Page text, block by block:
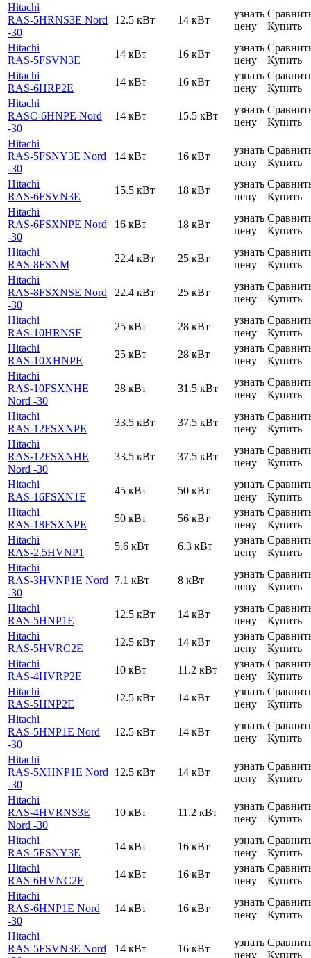
Hitachi
RAS-5HRNS3E Nord
-30
12.5 кВт 14 кВт
узнать
цену
Купить
Hitachi
RAS-5FSVN3E
14 кВт 16 кВт
узнать
цену
Купить
Hitachi
RAS-6HRP2E
14 кВт 16 кВт
узнать
цену
Купить
Hitachi
RASC-6HNPE Nord
-30
14 кВт 15.5 кВт
узнать
цену
Купить
Hitachi
RAS-5FSNY3E Nord
-30
14 кВт 16 кВт
узнать
цену
Купить
Hitachi
RAS-6FSVN3E
15.5 кВт 18 кВт
узнать
цену
Купить
Hitachi
RAS-6FSXNPE Nord
-30
16 кВт 18 кВт
узнать
цену
Купить
Hitachi
RAS-8FSNM
22.4 кВт 25 кВт
узнать
цену
Купить
Hitachi
RAS-8FSXNSE Nord
-30
22.4 кВт 25 кВт
узнать
цену
Купить
Hitachi
RAS-10HRNSE
25 кВт 28 кВт
узнать
цену
Купить
Hitachi
RAS-10XHNPE
25 кВт 28 кВт
узнать
цену
Купить
Hitachi
RAS-10FSXNHE
Nord -30
28 кВт 31.5 кВт
узнать
цену
Купить
Hitachi
RAS-12FSXNPE
33.5 кВт 37.5 кВт
узнать
цену
Купить
Hitachi
RAS-12FSXNHE
Nord -30
33.5 кВт 37.5 кВт
узнать
цену
Купить
Hitachi
RAS-16FSXN1E
45 кВт 50 кВт
узнать
цену
Купить
Hitachi
RAS-18FSXNPE
50 кВт 56 кВт
узнать
цену
Купить
Hitachi
RAS-2.5HVNP1
5.6 кВт 6.3 кВт
узнать
цену
Купить
Hitachi
RAS-3HVNP1E Nord
-30
7.1 кВт 8 кВт
узнать
цену
Купить
Hitachi
RAS-5HNP1E
12.5 кВт 14 кВт
узнать
цену
Купить
Hitachi
RAS-5HVRC2E
12.5 кВт 14 кВт
узнать
цену
Купить
Hitachi
RAS-4HVRP2E
10 кВт 11.2 кВт
узнать
цену
Купить
Hitachi
RAS-5HNP2E
12.5 кВт 14 кВт
узнать
цену
Купить
Hitachi
RAS-5HNP1E Nord
-30
12.5 кВт 14 кВт
узнать
цену
Купить
Hitachi
RAS-5XHNP1E Nord
-30
12.5 кВт 14 кВт
узнать
цену
Купить
Hitachi
RAS-4HVRNS3E
Nord -30
10 кВт 11.2 кВт
узнать
цену
Купить
Hitachi
RAS-5FSNY3E
14 кВт 16 кВт
узнать
цену
Купить
Hitachi
RAS-6HVNC2E
14 кВт 16 кВт
узнать
цену
Купить
Hitachi
RAS-6HNP1E Nord
-30
14 кВт 16 кВт
узнать
цену
Купить
Hitachi
RAS-5FSVN3E Nord
14 кВт 16 кВт
узнать
цену
Купить